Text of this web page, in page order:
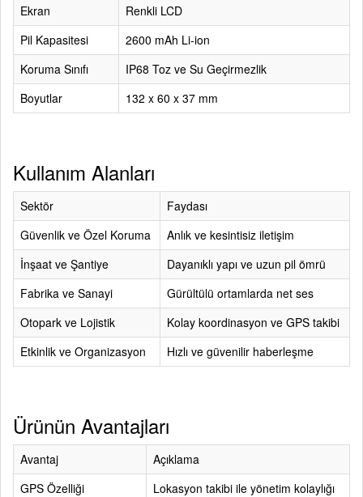
Ekran
Renkli LCD
Pil Kapasitesi
2600 mAh Li-ion
Koruma Sınıfı
IP68 Toz ve Su Geçirmezlik
Boyutlar
132 x 60 x 37 mm
Kullanım Alanları
Sektör
Faydası
Güvenlik ve Özel Koruma
Anlık ve kesintisiz iletişim
İnşaat ve Şantiye
Dayanıklı yapı ve uzun pil ömrü
Fabrika ve Sanayi
Gürültülü ortamlarda net ses
Otopark ve Lojistik
Kolay koordinasyon ve GPS takibi
Etkinlik ve Organizasyon
Hızlı ve güvenilir haberleşme
Ürünün Avantajları
Avantaj
Açıklama
GPS Özelliği
Lokasyon takibi ile yönetim kolaylığı